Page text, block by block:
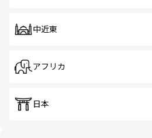
中近東
アフリカ
日本